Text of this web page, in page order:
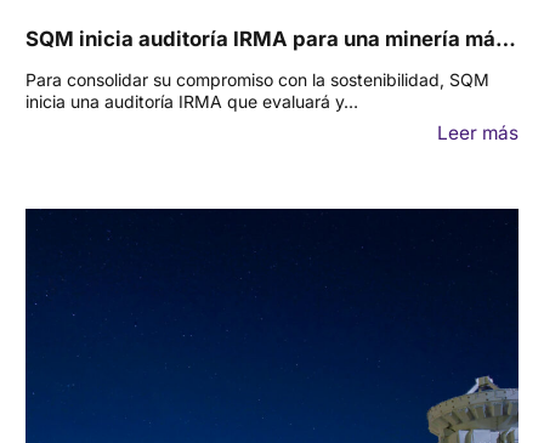
SQM inicia auditoría IRMA para una minería má…
Para consolidar su compromiso con la sostenibilidad, SQM
inicia una auditoría IRMA que evaluará y…
Leer más